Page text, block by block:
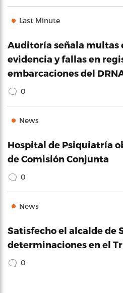
Last Minute
Auditoría señala multas
evidencia y fallas en
embarcaciones del
0
News
Hospital de Psiquiatría
de Comisión Conjunta
0
News
Satisfecho el alcalde de
determinaciones en el
0